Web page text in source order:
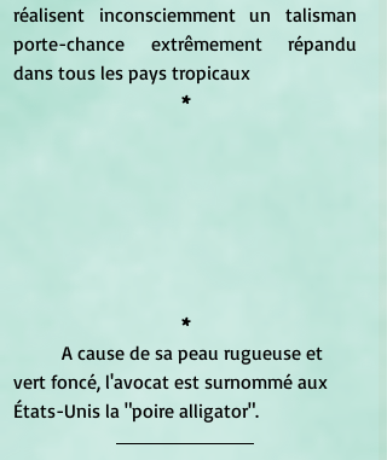
réalisent inconsciemment un talisman
porte-chance extrêmement répandu
dans tous les pays tropicaux
*
*
vert foncé, l'avocat est surnommé aux
États-Unis la "poire alligator".